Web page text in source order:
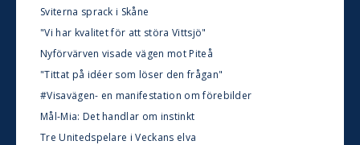
Sviterna sprack i Skåne
"Vi har kvalitet för att störa Vittsjö"
Nyförvärven visade vägen mot Piteå
"Tittat på idéer som löser den frågan"
#Visavägen- en manifestation om förebilder
Mål-Mia: Det handlar om instinkt
Tre Unitedspelare i Veckans elva